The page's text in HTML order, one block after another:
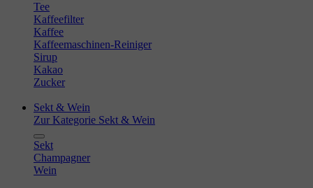
Tee
Kaffeefilter
Kaffee
Kaffeemaschinen-Reiniger
Sirup
Kakao
Zucker
Sekt & Wein
Zur Kategorie Sekt & Wein
Sekt
Champagner
Wein